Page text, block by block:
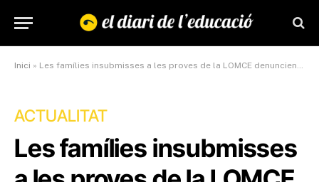
Inici » Les famílies insubmisses a les proves de la LOMCE denuncien pressions per part de la Generalitat
ACTUALITAT
Les famílies insubmisses